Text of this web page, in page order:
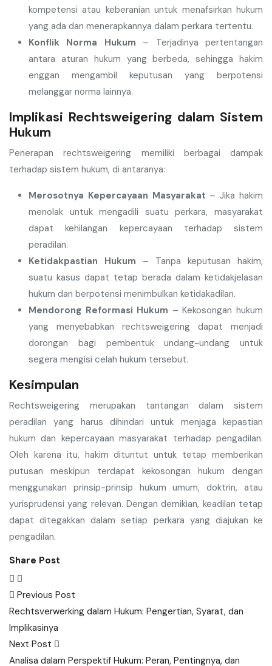
kompetensi atau keberanian untuk menafsirkan hukum
yang ada dan menerapkannya dalam perkara tertentu.
Konflik Norma Hukum – Terjadinya pertentangan
antara aturan hukum yang berbeda, sehingga hakim
enggan mengambil keputusan yang berpotensi
melanggar norma lainnya.
Implikasi Rechtsweigering dalam Sistem
Hukum
Penerapan rechtsweigering memiliki berbagai dampak
terhadap sistem hukum, di antaranya:
Merosotnya Kepercayaan Masyarakat – Jika hakim
menolak untuk mengadili suatu perkara, masyarakat
dapat kehilangan kepercayaan terhadap sistem
peradilan.
Ketidakpastian Hukum – Tanpa keputusan hakim,
suatu kasus dapat tetap berada dalam ketidakjelasan
hukum dan berpotensi menimbulkan ketidakadilan.
Mendorong Reformasi Hukum – Kekosongan hukum
yang menyebabkan rechtsweigering dapat menjadi
dorongan bagi pembentuk undang-undang untuk
segera mengisi celah hukum tersebut.
Kesimpulan
Rechtsweigering merupakan tantangan dalam sistem
peradilan yang harus dihindari untuk menjaga kepastian
hukum dan kepercayaan masyarakat terhadap pengadilan.
Oleh karena itu, hakim dituntut untuk tetap memberikan
putusan meskipun terdapat kekosongan hukum dengan
menggunakan prinsip-prinsip hukum umum, doktrin, atau
yurisprudensi yang relevan. Dengan demikian, keadilan tetap
dapat ditegakkan dalam setiap perkara yang diajukan ke
pengadilan.
Share Post
Post
navigation
Previous Post
Rechtsverwerking dalam Hukum: Pengertian, Syarat, dan
Implikasinya
Next Post
Analisa dalam Perspektif Hukum: Peran, Pentingnya, dan